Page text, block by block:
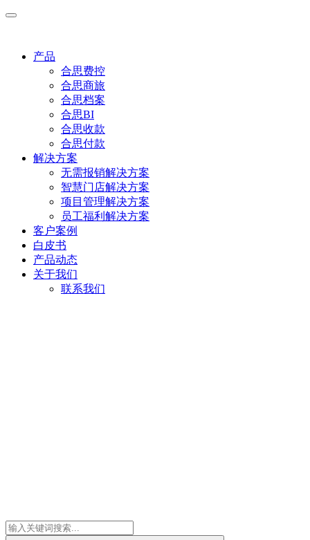
产品
合思费控
合思商旅
合思档案
合思BI
合思收款
合思付款
解决方案
无需报销解决方案
智慧门店解决方案
项目管理解决方案
员工福利解决方案
客户案例
白皮书
产品动态
关于我们
联系我们